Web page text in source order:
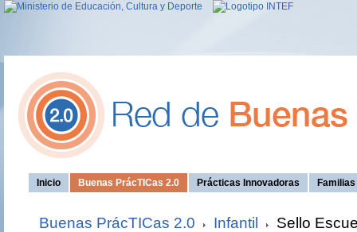
Inicio Buenas PrácTICas 2.0 Prácticas Innovadoras
Buenas PrácTICas 2.0 Infantil Sello